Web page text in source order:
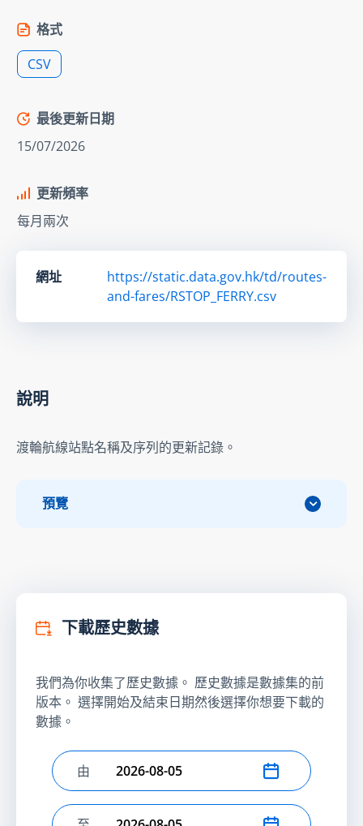
格式
CSV
最後更新日期
15/07/2026
更新頻率
每月兩次
網址
https://static.data.gov.hk/td/routes-
and-fares/RSTOP_FERRY.csv
說明
渡輪航線站點名稱及序列的更新記錄。
預覽
下載歷史數據
我們為你收集了歷史數據。 歷史數據是數據集的前
版本。 選擇開始及結束日期然後選擇你想要下載的
數據。
選擇開始日期
由